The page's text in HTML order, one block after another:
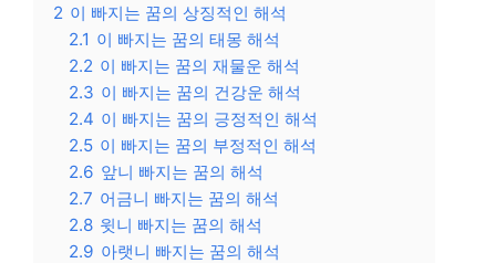
2 이 빠지는 꿈의 상징적인 해석
2.1 이 빠지는 꿈의 태몽 해석
2.2 이 빠지는 꿈의 재물운 해석
2.3 이 빠지는 꿈의 건강운 해석
2.4 이 빠지는 꿈의 긍정적인 해석
2.5 이 빠지는 꿈의 부정적인 해석
2.6 앞니 빠지는 꿈의 해석
2.7 어금니 빠지는 꿈의 해석
2.8 윗니 빠지는 꿈의 해석
2.9 아랫니 빠지는 꿈의 해석